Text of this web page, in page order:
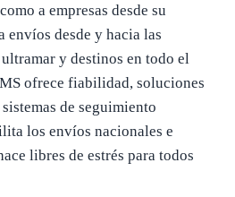
a empresas desde su
envíos desde y hacia las
y destinos en todo el
ofrece fiabilidad, soluciones
de seguimiento
los envíos nacionales e
libres de estrés para todos